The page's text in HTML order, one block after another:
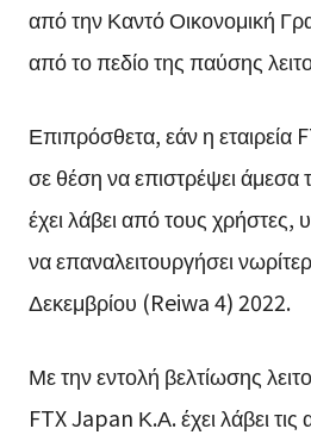
από την Καντό Οικονομική
από το πεδίο της παύσης
Επιπρόσθετα, εάν η εταιρεία
σε θέση να επιστρέψει άμεσα
έχει λάβει από τους χρήστες,
να επαναλειτουργήσει
Δεκεμβρίου (Reiwa 4) 2022.
Με την εντολή βελτίωσης
FTX Japan Κ.Α. έχει λάβει τις